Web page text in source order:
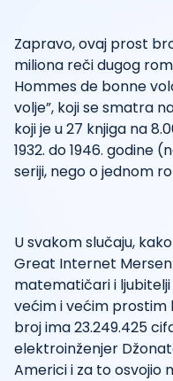
Zapravo, ovaj prost
miliona reči dugog
Hommes de bonne
volje”, koji se smatra
koji je u 27 knjiga na
1932. do 1946. godine
seriji, nego o jednom
U svakom slučaju,
Great Internet
matematičari i
većim i većim prostim
broj ima 23.249.425
elektroinženjer
Americi i za to osvojio